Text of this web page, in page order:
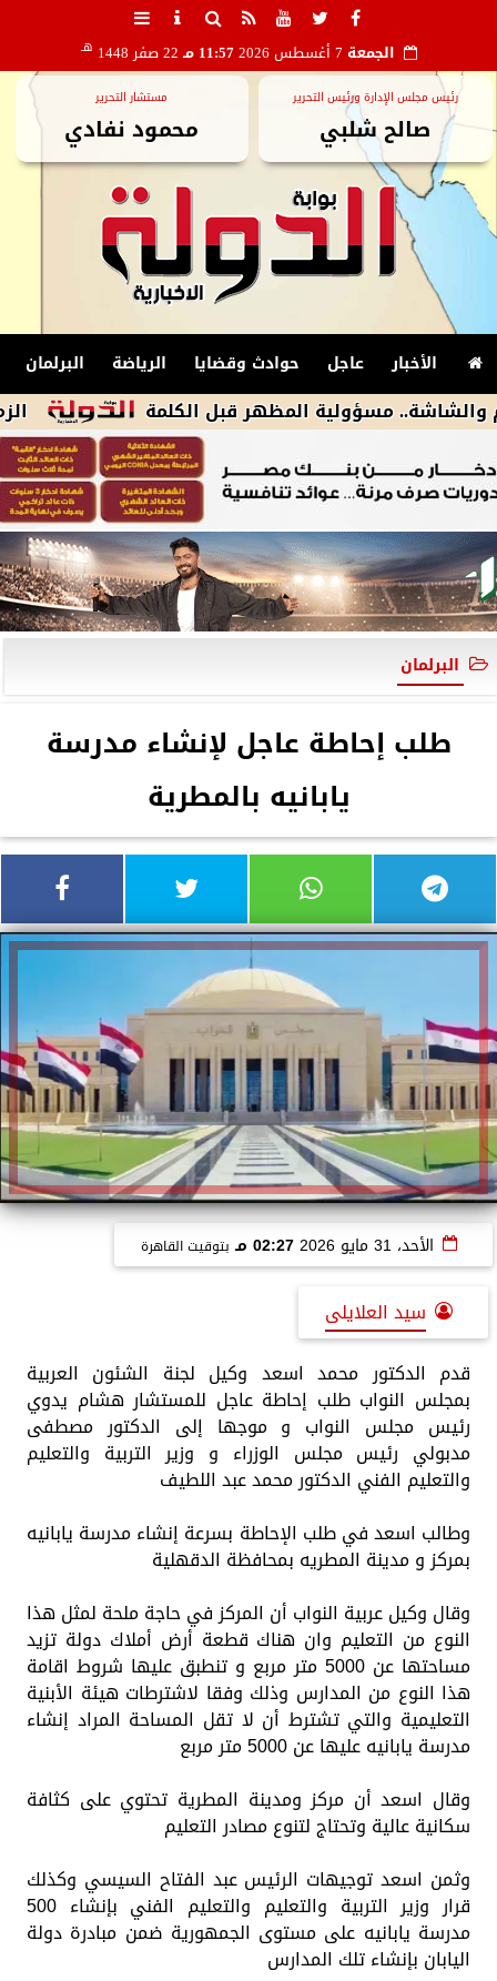
الجمعة 11:57 مـ 22 صفر 1448 هـ
رئيس مجلس الإدارة ورئيس التحرير
صالح شلبي
مستشار التحرير
محمود نفادي
الأخبار عاجل حوادث وقضايا الرياضة البرلمان
الزمالك يكشف أسباب استبعاد مسؤولية المظهر قبل الكلمة
البرلمان
طلب إحاطة عاجل لإنشاء مدرسة
يابانيه بالمطرية
الأحد، 31 مايو 2026 02:27 مـ بتوقيت القاهرة
سيد العلايلى
قدم الدكتور محمد اسعد وكيل لجنة الشئون العربية
بمجلس النواب طلب إحاطة عاجل للمستشار هشام يدوي
رئيس مجلس النواب و موجها إلى الدكتور مصطفى
مدبولي رئيس مجلس الوزراء و وزير التربية والتعليم
والتعليم الفني الدكتور محمد عبد اللطيف
وطالب اسعد في طلب الإحاطة بسرعة إنشاء مدرسة يابانيه
بمركز و مدينة المطريه بمحافظة الدقهلية
وقال وكيل عربية النواب أن المركز في حاجة ملحة لمثل هذا
النوع من التعليم وان هناك قطعة أرض أملاك دولة تزيد
مساحتها عن 5000 متر مربع و تنطبق عليها شروط اقامة
هذا النوع من المدارس وذلك وفقا لاشترطات هيئة الأبنية
التعليمية والتي تشترط أن لا تقل المساحة المراد إنشاء
مدرسة يابانيه عليها عن 5000 متر مربع
وقال اسعد أن مركز ومدينة المطرية تحتوي على كثافة
سكانية عالية وتحتاج لتنوع مصادر التعليم
وثمن اسعد توجيهات الرئيس عبد الفتاح السيسي وكذلك
قرار وزير التربية والتعليم والتعليم الفني بإنشاء 500
مدرسة يابانيه على مستوى الجمهورية ضمن مبادرة دولة
اليابان بإنشاء تلك المدارس